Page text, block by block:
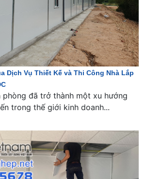
Dịch Vụ Thiết Kế và Thi Công Nhà Lắp
phòng đã trở thành một xu hướng
trong thế giới kinh doanh...